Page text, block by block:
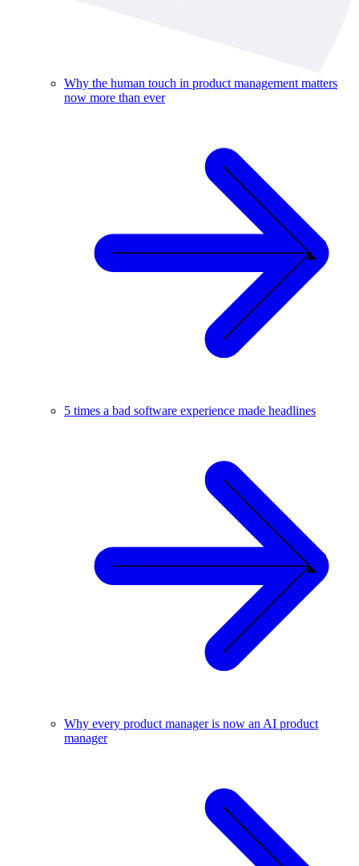
Why the human touch in product management matters
now more than ever
5 times a bad software experience made headlines
Why every product manager is now an AI product
manager